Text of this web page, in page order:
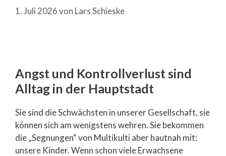
1. Juli 2026von Lars Schieske
Angst und Kontrollverlust sind
Alltag in der Hauptstadt
Sie sind die Schwächsten in unserer Gesellschaft, sie
können sich am wenigstens wehren. Sie bekommen
die „Segnungen“ von Multikulti aber hautnah mit:
unsere Kinder. Wenn schon viele Erwachsene